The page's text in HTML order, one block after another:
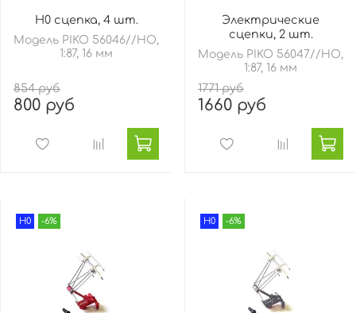
H0 сцепка, 4 шт.
Модель PIKO 56046//HO,
1:87, 16 мм
854 руб
800 руб
Электрические
сцепки, 2 шт.
Модель PIKO 56047//HO,
1:87, 16 мм
1771 руб
1660 руб
H0 -6% H0 -6%